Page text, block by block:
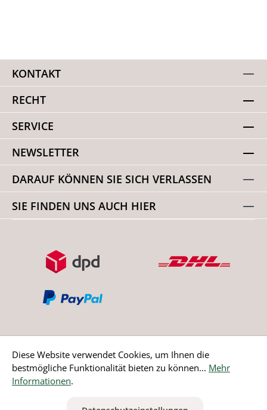
KONTAKT
RECHT
SERVICE
NEWSLETTER
DARAUF KÖNNEN SIE SICH VERLASSEN
SIE FINDEN UNS AUCH HIER
Bestellung widerrufen
Diese Website verwendet Cookies, um Ihnen die
bestmögliche Funktionalität bieten zu können... Mehr
Informationen.